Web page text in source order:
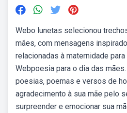
Webo lunetas selecionou
mães, com mensagens
relacionadas à maternidade
Webpoesia para o dia das
poesias, poemas e versos de
agradecimento à sua mãe pelo
surpreender e emocionar sua